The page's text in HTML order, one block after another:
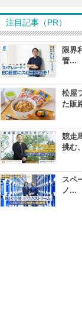
注目記事（PR）
限界
管...
松屋
た販
競走
挑む
スペ
ノ...